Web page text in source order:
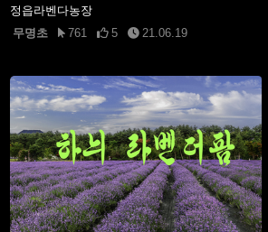
정읍라벤다농장
무명초
761 5 21.06.19